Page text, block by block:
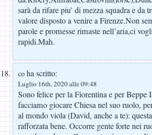
sarà da rifare piu’ di mezza squadra e da
valore disposto a venire a Firenze.Non
parole e promesse rimaste nell’aria,ci
rapidi.Mah.
co ha scritto:
Luglio 16th, 2020 alle 09:48
Sono felice per la Fiorentina e per Beppe
facciamo giocare Chiesa nel suo ruolo,
al mondo viola (David, anche a te):
rafforzata bene. Occorre gente forte nei